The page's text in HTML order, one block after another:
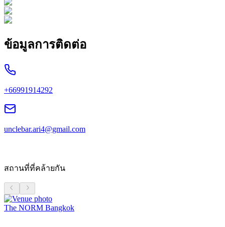
ข้อมูลการติดต่อ
+66991914292
unclebar.ari4@gmail.com
สถานที่ที่คล้ายกัน
The NORM Bangkok